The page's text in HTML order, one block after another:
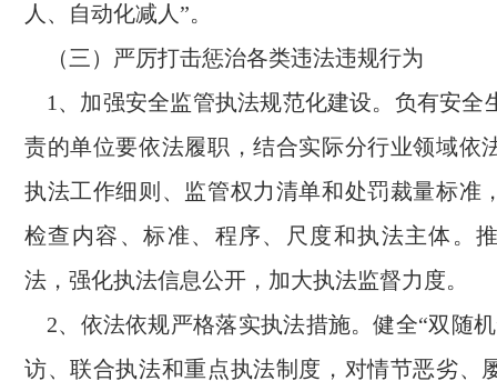
人、自动化减人”。
（三）严厉打击惩治各类违法违规行为
1、加强安全监管执法规范化建设。负有安全
责的单位要依法履职，结合实际分行业领域依
执法工作细则、监管权力清单和处罚裁量标准
检查内容、标准、程序、尺度和执法主体。
法，强化执法信息公开，加大执法监督力度。
2、依法依规严格落实执法措施。健全“双随
访、联合执法和重点执法制度，对情节恶劣、